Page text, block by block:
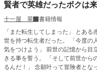
賢者で英雄だったボクは
十一屋 翠
書籍情報
「また転生してしまった」 とあ
世を持つ転生者だった。 「今度の人生では陰謀や騒動に巻き込まれないように
気をつけよう」 前世の記憶から目立つ事の危険を学んでいたレクスは地味に生
きる事を誓う。 「そして前世からの憧れの職業、自由の象徴である冒険者にな
るんだ！」 念願叶って冒険者となったレクスは、目立たない様地味な依頼で日